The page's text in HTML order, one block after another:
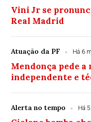
Vini Jr se
Real Madrid
Atuação da PF Há 6
Mendonça pede
independente e
Alerta no tempo Há